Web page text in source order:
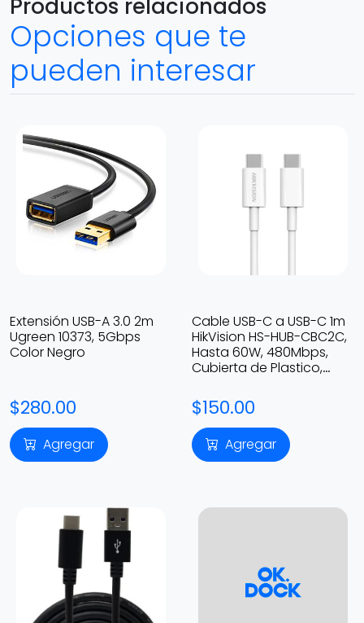
Productos relacionados
Opciones que te
pueden interesar
Extensión USB-A 3.0 2m
Ugreen 10373, 5Gbps
Color Negro
$280.00
Agregar
Cable USB-C a USB-C 1m
HikVision HS-HUB-CBC2C,
Hasta 60W, 480Mbps,
Cubierta de Plastico,
$150.00
Agregar